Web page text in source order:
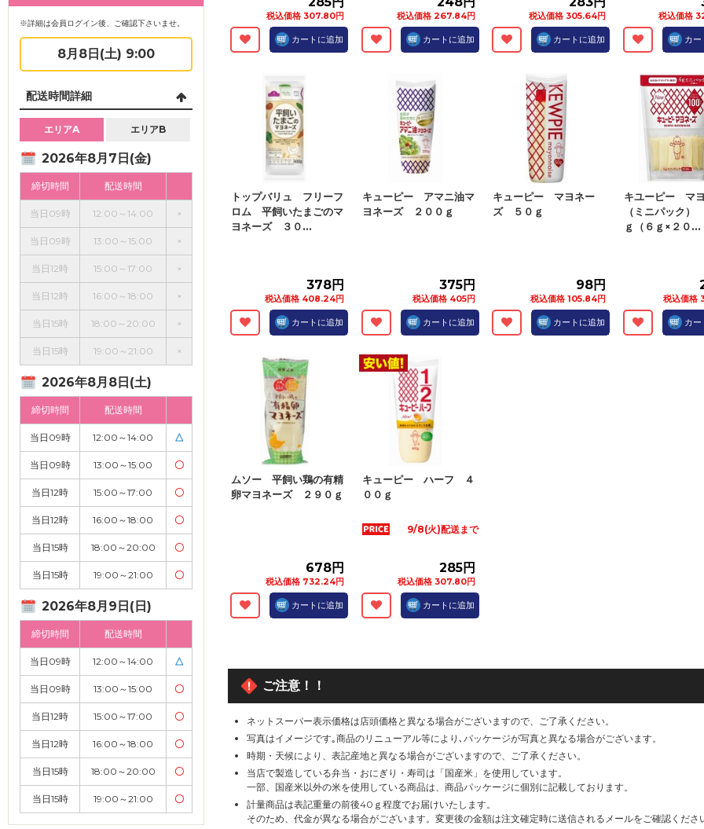
※詳細は会員ログイン後、ご確認下さいませ。
8月8日(土) 9:00
配送時間詳細
エリアA エリアB
2026年8月7日(金)
締切時間 配送時間
当日09時 12:00～14:00 ×
当日09時 13:00～15:00 ×
当日12時 15:00～17:00 ×
当日12時 16:00～18:00 ×
当日15時 18:00～20:00 ×
当日15時 19:00～21:00 ×
2026年8月8日(土)
締切時間 配送時間
当日09時 12:00～14:00 △
当日09時 13:00～15:00 〇
当日12時 15:00～17:00 〇
当日12時 16:00～18:00 〇
当日15時 18:00～20:00 〇
当日15時 19:00～21:00 〇
2026年8月9日(日)
締切時間 配送時間
当日09時 12:00～14:00 △
当日09時 13:00～15:00 〇
当日12時 15:00～17:00 〇
当日12時 16:00～18:00 〇
当日15時 18:00～20:00 〇
当日15時 19:00～21:00 〇
税込価格 307.80円
カートに追加
税込価格 267.84円
カートに追加
税込価格 305.64円
カートに追加
税込価格
カー
トップバリュ フリーフ
ロム 平飼いたまごのマ
ヨネーズ ３０...
378円
税込価格 408.24円
カートに追加
キューピー アマニ油マ
ヨネーズ ２００ｇ
375円
税込価格 405円
カートに追加
キューピー マヨネー
ズ ５０ｇ
98円
税込価格 105.84円
カートに追加
キユーピー マ
（ミニパック）
ｇ（６ｇ×２０...
税込価格
カー
ムソー 平飼い鶏の有精
卵マヨネーズ ２９０ｇ
678円
税込価格 732.24円
カートに追加
キューピー ハーフ ４
００ｇ
9/8(火)配送まで
285円
税込価格 307.80円
カートに追加
ご注意！！
ネットスーパー表示価格は店頭価格と異なる場合がございますので、ご了承ください。
写真はイメージです｡商品のリニューアル等により､パッケージが写真と異なる場合がございます。
時期・天候により、表記産地と異なる場合がございますので、ご了承ください。
当店で製造している弁当・おにぎり・寿司は「国産米」を使用しています。
一部、国産米以外の米を使用している商品は、商品パッケージに個別に記載しております。
計量商品は表記重量の前後40ｇ程度でお届けいたします。
そのため、代金が異なる場合がございます。変更後の金額は注文確定時に送信されるメールをご確認くださ